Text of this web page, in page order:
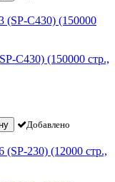
C430) (150000 стр.,
Добавлено